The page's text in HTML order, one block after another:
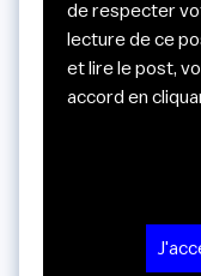
de respecter
lecture de ce
et lire le post,
accord en